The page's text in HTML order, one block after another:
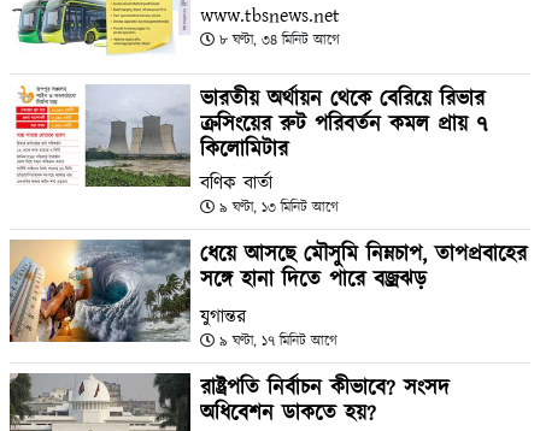
www.tbsnews.net
৮ ঘণ্টা, ৩৪ মিনিট আগে
ভারতীয় অর্থায়ন থেকে বেরিয়ে রিভার
ক্রসিংয়ের রুট পরিবর্তন কমল প্রায় ৭
কিলোমিটার
বণিক বার্তা
৯ ঘণ্টা, ১৩ মিনিট আগে
ধেয়ে আসছে মৌসুমি নিম্নচাপ, তাপপ্রবাহের
সঙ্গে হানা দিতে পারে বজ্রঝড়
যুগান্তর
৯ ঘণ্টা, ১৭ মিনিট আগে
রাষ্ট্রপতি নির্বাচন কীভাবে? সংসদ
অধিবেশন ডাকতে হয়?